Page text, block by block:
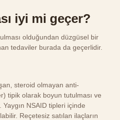
iyi mi geçer?
olduğundan düzgüsel bir
tedaviler burada da geçerlidir.
steroid olmayan anti-
tipik olarak boyun tutulması ve
Yaygın NSAID tipleri içinde
Reçetesiz satılan ilaçların